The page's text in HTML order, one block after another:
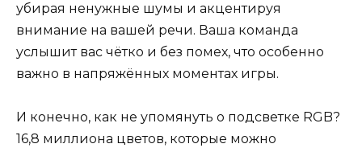
убирая ненужные шумы и акцентируя
внимание на вашей речи. Ваша команда
услышит вас чётко и без помех, что особенно
важно в напряжённых моментах игры.
И конечно, как не упомянуть о подсветке RGB?
16,8 миллиона цветов, которые можно